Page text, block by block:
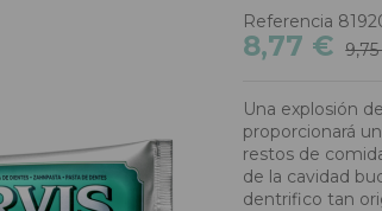
Referencia
8,77 €
Una explosión
proporcionará
restos de
de la cavidad
dentrifico tan